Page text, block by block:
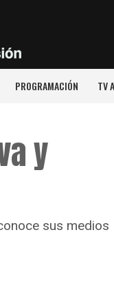
PROGRAMACIÓN TV
y
sus medios